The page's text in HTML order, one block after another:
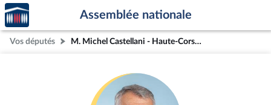
Aller au contenu
Aller en bas de la page
Accèder
à la
page
d'accueil
Assemblée nationale
Vos députés M. Michel Castellani - Haute-Corse (1re circonscription)